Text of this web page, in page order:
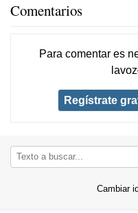
Comentarios
Para comentar es
Regístrate
Cambiar